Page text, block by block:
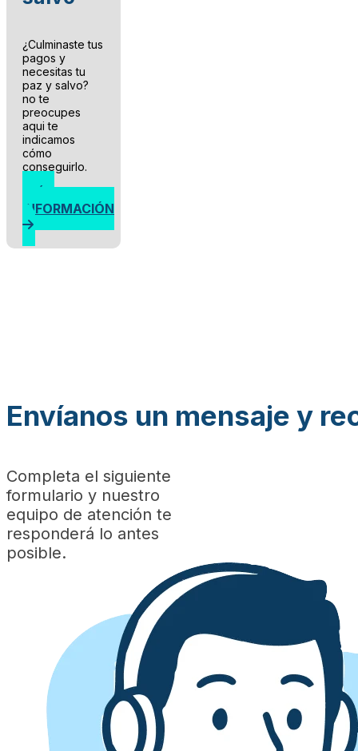
¿Culminaste tus
pagos y
necesitas tu
paz y salvo?
no te
preocupes
aqui te
indicamos
cómo
conseguirlo.
INFORMACIÓN
Envíanos un mensaje y
Completa el siguiente
formulario y nuestro
equipo de atención te
responderá lo antes
posible.